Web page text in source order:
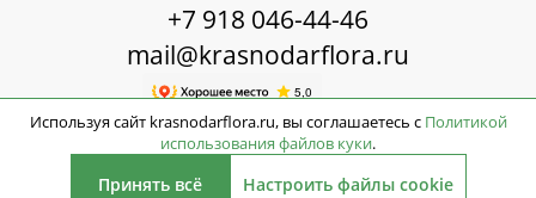
Используя сайт krasnodarflora.ru, вы соглашаетесь с Политикой
использования файлов куки.
Принять всё Настроить файлы cookie
+7 918 046-44-46
mail@krasnodarflora.ru